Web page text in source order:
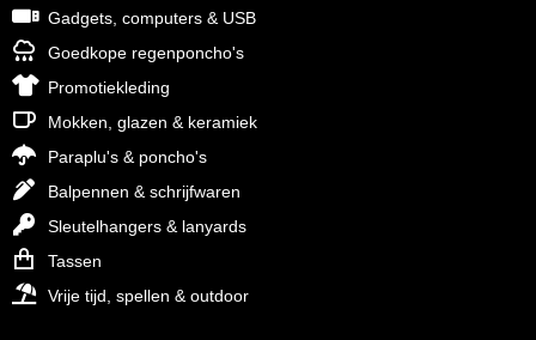
Gadgets, computers & USB
Goedkope regenponcho's
Promotiekleding
Mokken, glazen & keramiek
Paraplu's & poncho's
Balpennen & schrijfwaren
Sleutelhangers & lanyards
Tassen
Vrije tijd, spellen & outdoor